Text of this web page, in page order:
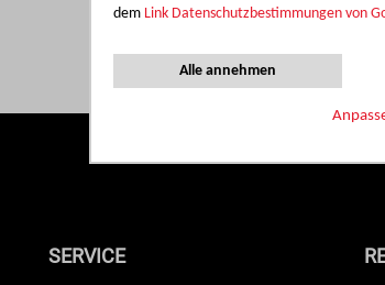
dem Link Datenschutzbestimmungen von
Alle annehmen
SERVICE